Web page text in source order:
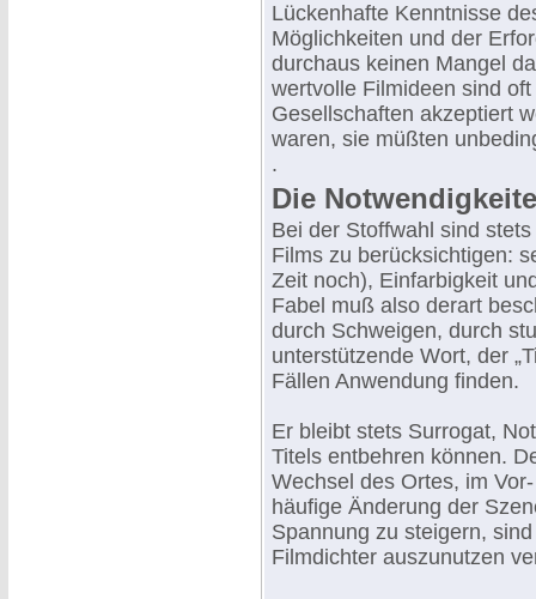
Lückenhafte Kenntnisse
Möglichkeiten und der
durchaus keinen Mangel
wertvolle Filmideen sind
Gesellschaften akzeptiert
waren, sie müßten
.
Die
Bei der Stoffwahl sind
Films zu berücksichtigen:
Zeit noch), Einfarbigkeit
Fabel muß also derart
durch Schweigen, durch
unterstützende Wort, der
Fällen Anwendung finden.
Er bleibt stets Surrogat,
Titels entbehren können.
Wechsel des Ortes, im
häufige Änderung der
Spannung zu steigern,
Filmdichter auszunutzen